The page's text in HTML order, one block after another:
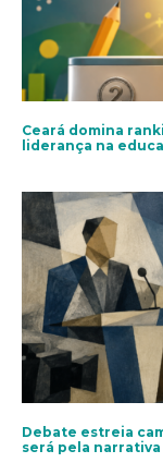
Ceará domina
liderança na
Debate estreia
será pela